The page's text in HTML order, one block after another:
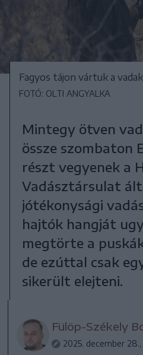
Fagyos tájon vártuk a
FOTÓ: OLTI ANGYALKA
Mintegy ötven
össze szombaton
részt vegyenek a
Vadásztársulat
jótékonysági
hajtók hangját
megtörte a
de ezúttal csak
sikerült elejteni.
Fülöp-Székely
2025. december 28.,